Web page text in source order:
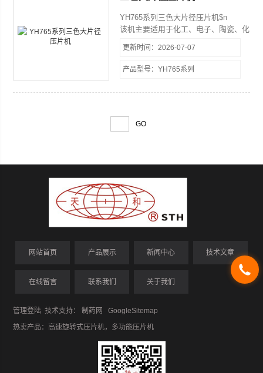
YH765系列三色大片径压片机$n
该机主要适用于化工、电子、陶瓷、化
制成普通圆片、异型片、刻字片、环形
片。该机既能压制单层片、双层片和三
更新时间：2026-07-07
产品型号：YH765系列
网站首页 产品展示 新闻中心 技术文章
在线留言 联系我们 关于我们
管理登陆 技术支持：制药网
GoogleSitemap
热卖产品：高速旋转式压片机， 多功能压片机